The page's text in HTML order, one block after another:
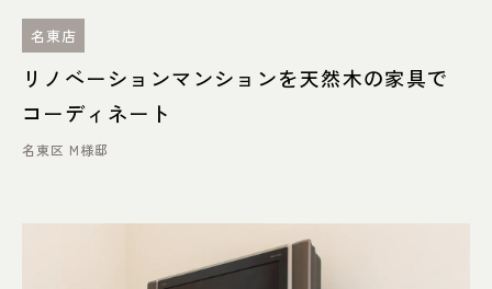
名東店
リノベーションマンションを天然木の家具で
コーディネート
名東区 M様邸